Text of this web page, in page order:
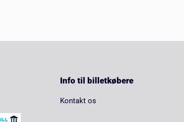
Info til billetkøbere
Kontakt os